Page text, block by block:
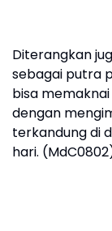
Diterangkan
sebagai putra
bisa
dengan
terkandung di
hari.